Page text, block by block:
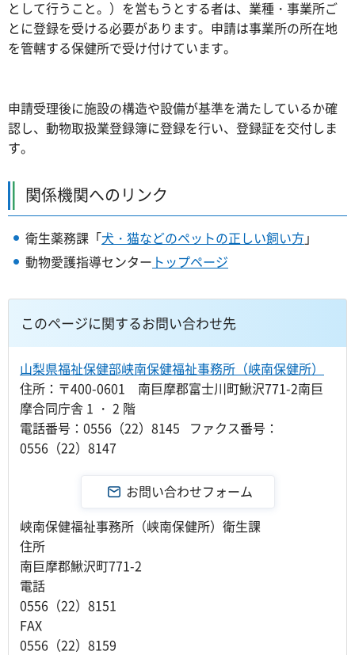
として行うこと。）を営もうとする者は、業種・事業所ご
とに登録を受ける必要があります。申請は事業所の所在地
を管轄する保健所で受け付けています。
申請受理後に施設の構造や設備が基準を満たしているか確
認し、動物取扱業登録簿に登録を行い、登録証を交付しま
す。
関係機関へのリンク
衛生薬務課「犬・猫などのペットの正しい飼い方 」
動物愛護指導センター トップページ
このページに関するお問い合わせ先
山梨県福祉保健部峡南保健福祉事務所（峡南保健所）
住所：〒400-0601 南巨摩郡富士川町鰍沢771-2南巨
摩合同庁舎 1 ・ 2 階
電話番号：0556（22）8145 ファクス番号：
0556（22）8147
峡南保健福祉事務所（峡南保健所）衛生課
住所
南巨摩郡鰍沢町771-2
電話
0556（22）8151
FAX
0556（22）8159